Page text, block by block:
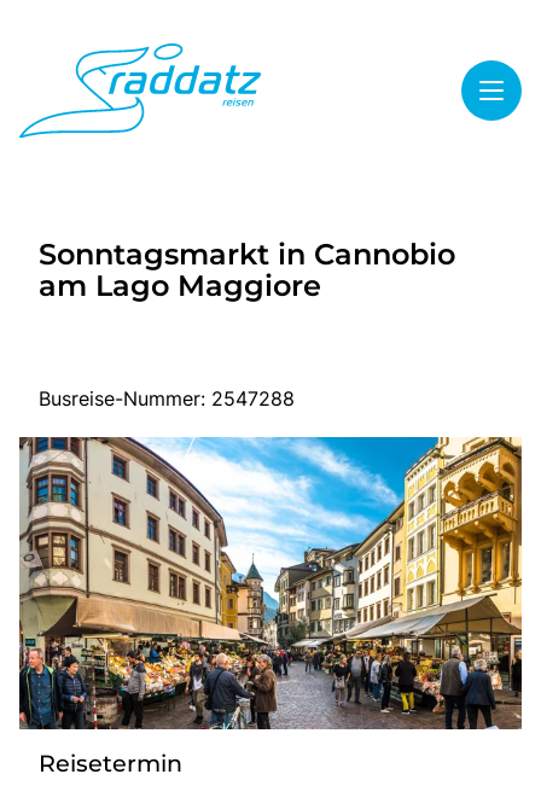
Highlights
Service
Start
Mehrtagesreisen
Tagesreisen
Bus anmieten
Service
Kontakt
Sonntagsmarkt in Cannobio
am Lago Maggiore
Busreise-Nummer: 2547288
Reisetermin